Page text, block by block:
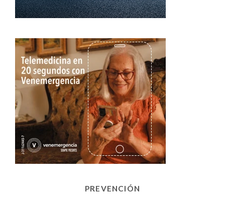
PREVENCIÓN